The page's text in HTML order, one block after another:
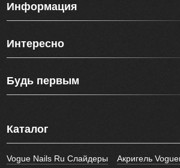
Информация
Интересно
Будь первым
Каталог
Vogue Nails Ru Слайдеры
Акригель